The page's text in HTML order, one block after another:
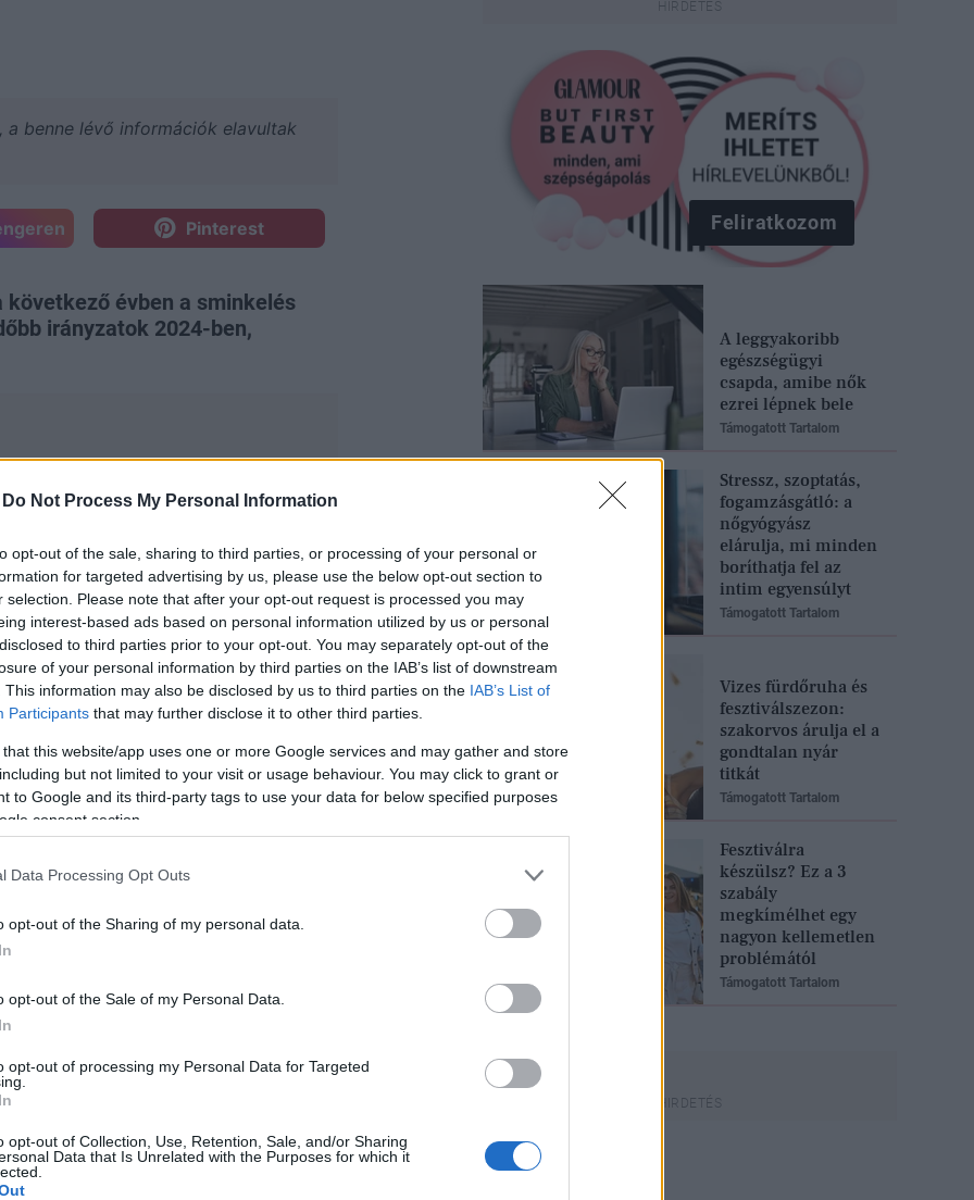
Do Not Process My Personal Information
opt-out of the sale, sharing to third parties, or processing of your personal or
for targeted advertising by us, please use the below opt-out section to
selection. Please note that after your opt-out request is processed you may
interest-based ads based on personal information utilized by us or personal
to third parties prior to your opt-out. You may separately opt-out of the
of your personal information by third parties on the IAB’s list of downstream
This information may also be disclosed by us to third parties on the IAB’s List of
Participants that may further disclose it to other third parties.
that this website/app uses one or more Google services and may gather and store
but not limited to your visit or usage behaviour. You may click to grant or
to Google and its third-party tags to use your data for below specified purposes
consent section.
Data Processing Opt Outs
opt-out of the Sharing of my personal data.
opt-out of the Sale of my Personal Data.
opt-out of processing my Personal Data for Targeted
opt-out of Collection, Use, Retention, Sale, and/or Sharing
Data that Is Unrelated with the Purposes for which it
benne lévő információk elavultak
Pinterest
évben a sminkelés
irányzatok 2024-ben,
éppen az erős fedésű, krémes
amelyekhez ma már biztosan
van. Ebben az évben
melyek 2024-ben még nagyobb
kihagyni némi játékosságot a
sminkest, hogy segítsenek
lesznek a2024-es sminktrendek
felváltják a szinte láthatatlan
hivatottak erősíteni.„2024-ben a
összhatás lesz”
Mitchell-t, a Kardashian klán tagjait
gondolom, hogy 2024-re az általános
ragyogó, egészséges, láthatatlanul
Hailey Bieber, Camila Morrone,
már.
Feliratkozom
A leggyakoribb
egészségügyi
csapda, amibe nők
ezrei lépnek bele
Támogatott Tartalom
Stressz, szoptatás,
fogamzásgátló: a
nőgyógyász
elárulja, mi minden
boríthatja fel az
intim egyensúlyt
Támogatott Tartalom
Vizes fürdőruha és
fesztiválszezon:
szakorvos árulja el a
gondtalan nyár
titkát
Támogatott Tartalom
Fesztiválra
készülsz? Ez a 3
szabály
megkímélhet egy
nagyon kellemetlen
problémától
Támogatott Tartalom